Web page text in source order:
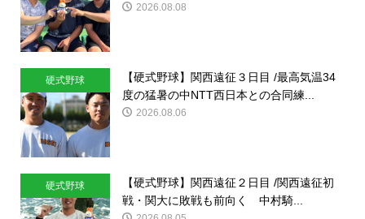
2026.08.08
硬式野球
【硬式野球】関西遠征３日目 /最高気温34
度の猛暑の中NTT西日本との合同練...
2026.08.06
硬式野球
【硬式野球】関西遠征２日目 /関西遠征初
戦・関大に敗戦も前向く 中村騎...